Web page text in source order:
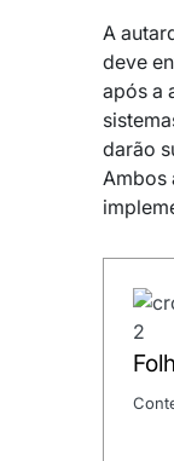
A
deve
após a
darão
Ambos